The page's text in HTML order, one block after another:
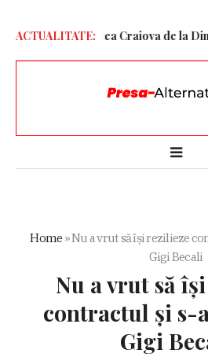
ACTUALITATE:
la Universitatea Craiova de la
Home »Nu a vrut să își rezilieze
Gigi Becali
Nu a vrut să
contractul și s-
Gigi